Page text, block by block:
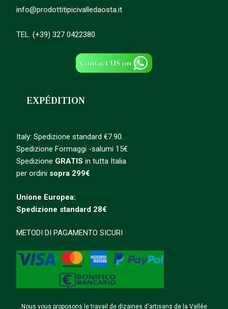
info@prodottitipicivalledaosta.it
TEL. (+39) 327 0422380
EXPÉDITION
Italy: Spedizione standard €7.90.
Spedizione Formaggi -salumi 15€
Spedizione GRATIS in tutta Italia
per ordini sopra 299€
Unione Europea:
Spedizione standard 28€
METODI DI PAGAMENTO SICURI
Nous vous proposons le travail de dizaines d'artisans de la Vallée